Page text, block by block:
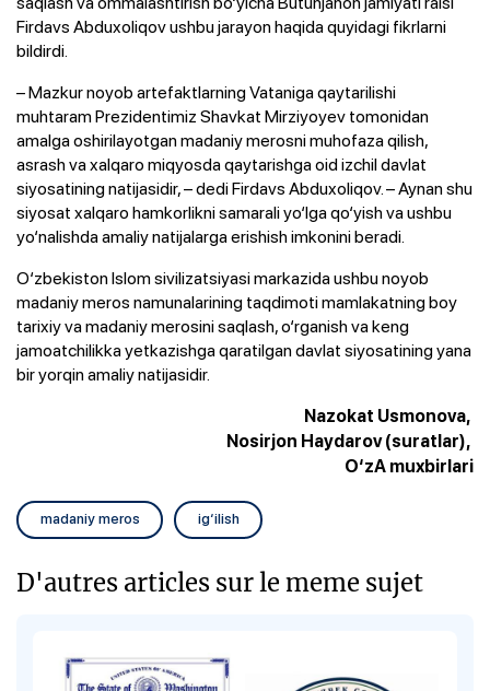
Firdavs Abduxoliqov ushbu jarayon haqida quyidagi fikrlarni
bildirdi.
– Mazkur noyob artefaktlarning Vataniga qaytarilishi
muhtaram Prezidentimiz Shavkat Mirziyoyev tomonidan
amalga oshirilayotgan madaniy merosni muhofaza qilish,
asrash va xalqaro miqyosda qaytarishga oid izchil davlat
siyosatining natijasidir, – dedi Firdavs Abduxoliqov. – Aynan shu
siyosat xalqaro hamkorlikni samarali yo‘lga qo‘yish va ushbu
yo‘nalishda amaliy natijalarga erishish imkonini beradi.
O‘zbekiston Islom sivilizatsiyasi markazida ushbu noyob
madaniy meros namunalarining taqdimoti mamlakatning boy
tarixiy va madaniy merosini saqlash, o‘rganish va keng
jamoatchilikka yetkazishga qaratilgan davlat siyosatining yana
bir yorqin amaliy natijasidir.
Nazokat Usmonova,
Nosirjon Haydarov (suratlar),
O‘zA muxbirlari
madaniy meros ig‘ilish
D'autres articles sur le meme sujet